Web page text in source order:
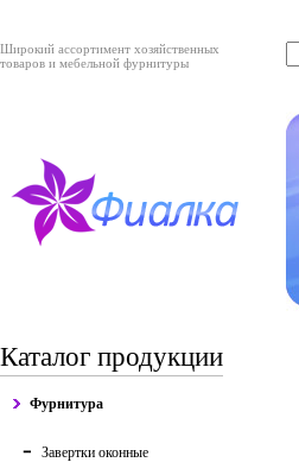
Широкий ассортимент хозяйственных
товаров и мебельной фурнитуры
Каталог продукции
Фурнитура
Завертки оконные